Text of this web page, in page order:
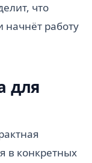
что
работу
для
в конкретных